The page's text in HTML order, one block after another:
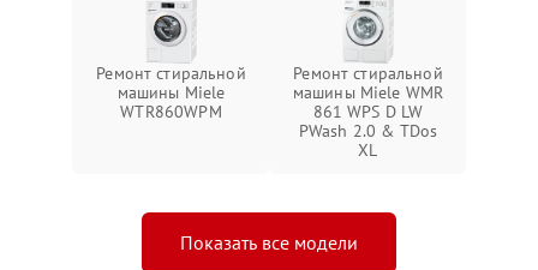
Ремонт стиральной
машины Miele
WTR860WPM
Ремонт стиральной
машины Miele WMR
861 WPS D LW
PWash 2.0 & TDos
XL
Показать все модели